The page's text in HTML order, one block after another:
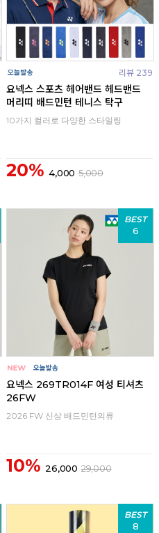
리뷰 239
요넥스 스포츠 헤어밴드 헤드밴드
머리띠 배드민턴 테니스 탁구
10가지 컬러로 다양한 스타일링
20% 4,000 5,000
BEST
6
요넥스 269TR014F 여성 티셔츠
26FW
2026 FW 신상 배드민턴의류
10% 26,000 29,000
BEST
8